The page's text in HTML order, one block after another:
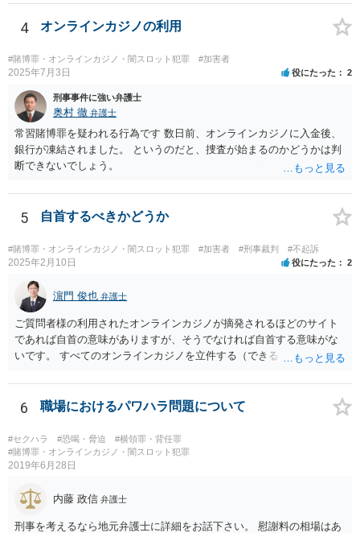
能性はあると考えられます。警察が見過ごせない規模になった途端に
販売元を摘発、ということもあり得るでしょう。他方で、数回買って
見た程度の買主は（よほど大量に購入し、売主とつるんで話題作りを
しているユーチューバーなどを除けば）摘発はされないと思われま
す。また、福袋のように購入価格と同程度以上の品物が必ず入ってい
ると信じていたのであれば、賭博の故意はなく犯罪にはあたらないで
しょう。 この点、例えば木曽崇さんが賭博にあたる可能性を指摘して
いますが、その内容は正当だと思います。
4 オンラインカジノの利用
#賭博罪・オンラインカジノ・闇スロット犯罪 #加害者
2025年7月3日 役にたった 2
刑事事件に強い弁護士
奥村 徹 弁護士
常習賭博罪を疑われる行為です 数日前、オンラインカジノに入金後、
銀行が凍結されました。 というのだと、捜査が始まるのかどうかは判
断できないでしょう。
5 自首するべきかどうか
#賭博罪・オンラインカジノ・闇スロット犯罪 #加害者 #刑事裁判 #不起訴
2025年2月10日 役にたった 2
濵門 俊也 弁護士
ご質問者様の利用されたオンラインカジノが摘発されるほどのサイト
であれば自首の意味がありますが、そうでなければ自首する意味がな
いです。 すべてのオンラインカジノを立件する（できる）わけでもな
6 職場におけるパワハラ問題について
#セクハラ #恐喝・脅迫
#横領罪・背任罪
#賭博罪・オンラインカジノ・闇スロット犯罪
2019年6月28日
内藤 政信 弁護士
刑事を考えるなら地元弁護士に詳細をお話下さい。 慰謝料の相場はあ